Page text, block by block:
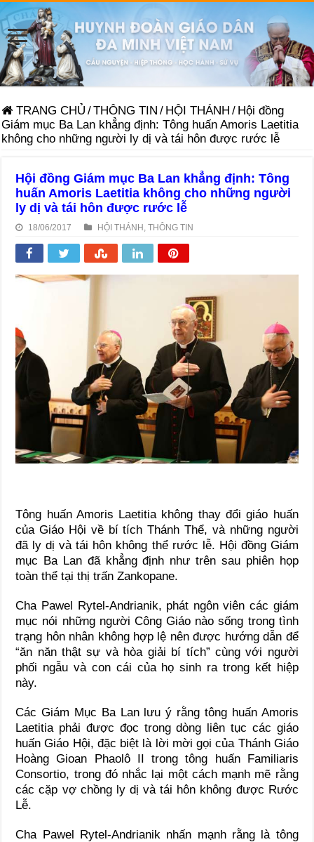
TRANG CHỦ /THÔNG TIN / HỘI THÁNH / Hội đồng
Giám mục Ba Lan khẳng định: Tông huấn Amoris Laetitia
không cho những người ly dị và tái hôn được rước lễ
Hội đồng Giám mục Ba Lan khẳng định: Tông
huấn Amoris Laetitia không cho những người
ly dị và tái hôn được rước lễ
18/06/2017 HỘI THÁNH ,THÔNG TIN
Tông huấn Amoris Laetitia không thay đổi giáo huấn
của Giáo Hội về bí tích Thánh Thể, và những người
đã ly dị và tái hôn không thể rước lễ. Hội đồng Giám
mục Ba Lan đã khẳng định như trên sau phiên họp
toàn thể tại thị trấn Zankopane.
Cha Pawel Rytel-Andrianik, phát ngôn viên các giám
mục nói những người Công Giáo nào sống trong tình
trạng hôn nhân không hợp lệ nên được hướng dẫn để
“ăn năn thật sự và hòa giải bí tích” cùng với người
phối ngẫu và con cái của họ sinh ra trong kết hiệp
này.
Các Giám Mục Ba Lan lưu ý rằng tông huấn Amoris
Laetitia phải được đọc trong dòng liên tục các giáo
huấn Giáo Hội, đặc biệt là lời mời gọi của Thánh Giáo
Hoàng Gioan Phaolô II trong tông huấn Familiaris
Consortio, trong đó nhắc lại một cách mạnh mẽ rằng
các cặp vợ chồng ly dị và tái hôn không được Rước
Lễ.
Cha Pawel Rytel-Andrianik nhấn mạnh rằng là tông